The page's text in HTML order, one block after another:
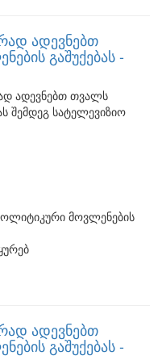
ადევნებთ
გაშუქებას -
ადევნებთ თვალს
შემდეგ სატელევიზიო
მოვლენების
ადევნებთ
გაშუქებას -